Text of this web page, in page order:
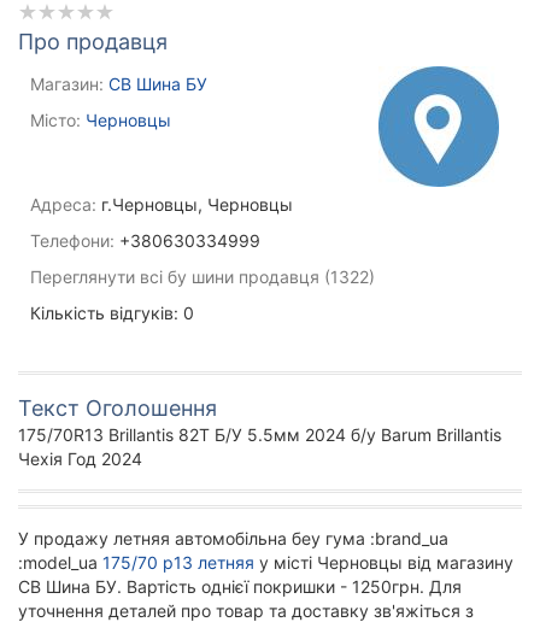
Про продавця
Магазин: СВ Шина БУ
Місто: Черновцы
Адреса: г.Черновцы, Черновцы
Телефони: +380630334999
Переглянути всі бу шини продавця (1322)
Кількість відгуків: 0
Текст Оголошення
175/70R13 Brillantis 82T Б/У 5.5мм 2024 б/у Barum Brillantis
Чехія Год 2024
У продажу летняя автомобільна беу гума :brand_ua
:model_ua 175/70 р13 летняя у місті Черновцы від магазину
СВ Шина БУ. Вартість однієї покришки - 1250грн. Для
уточнення деталей про товар та доставку зв'яжіться з